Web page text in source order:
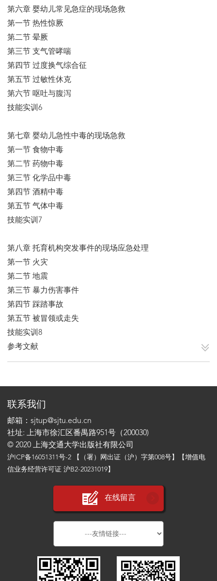
第六章 婴幼儿常见急症的现场急救
第一节 热性惊厥
第二节 晕厥
第三节 支气管哮喘
第四节 过度换气综合征
第五节 过敏性休克
第六节 呕吐与腹泻
技能实训6
第七章 婴幼儿急性中毒的现场急救
第一节 食物中毒
第二节 药物中毒
第三节 化学品中毒
第四节 酒精中毒
第五节 气体中毒
技能实训7
第八章 托育机构突发事件的现场应急处理
第一节 火灾
第二节 地震
第三节 暴力伤害事件
第四节 踩踏事故
第五节 被冒领或走失
技能实训8
参考文献
联系我们
邮箱：sjtup@sjtu.edu.cn
社址: 上海市徐汇区番禺路951号（200030)
© 2020 上海交通大学出版社有限公司
沪ICP备16051311号-2 【（署）网出证（沪）字第008号】【增值电
信业务经营许可证 沪B2-20231019】
在线留言